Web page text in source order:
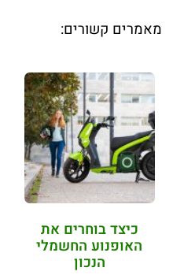
מאמרים קשורים:
כיצד בוחרים את
האופנוע החשמלי
הנכון